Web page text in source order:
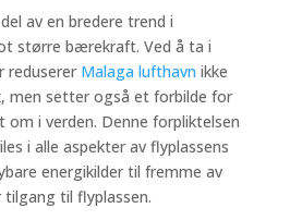
av en bredere trend i
større bærekraft. Ved å ta i
reduserer Malaga lufthavn ikke
men setter også et forbilde for
om i verden. Denne forpliktelsen
i alle aspekter av flyplassens
energikilder til fremme av
til flyplassen.